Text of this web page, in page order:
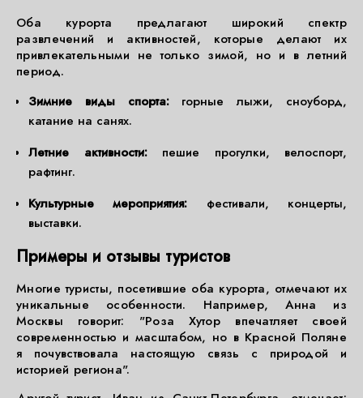
Оба курорта предлагают широкий спектр
развлечений и активностей, которые делают их
привлекательными не только зимой, но и в летний
период.
Зимние виды спорта:горные лыжи, сноуборд,
катание на санях.
Летние активности:пешие прогулки, велоспорт,
рафтинг.
Культурные мероприятия: фестивали, концерты,
выставки.
Примеры и отзывы туристов
Многие туристы, посетившие оба курорта, отмечают их
уникальные особенности. Например, Анна из
Москвы говорит: "Роза Хутор впечатляет своей
современностью и масштабом, но в Красной Поляне
я почувствовала настоящую связь с природой и
историей региона".